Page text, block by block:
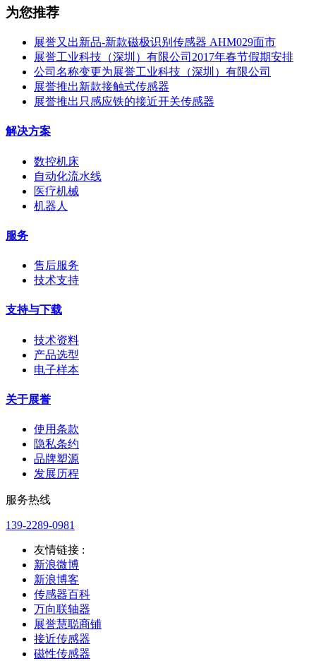
为您推荐
展誉又出新品-新款磁极识别传感器 AHM029面市
展誉工业科技（深圳）有限公司2017年春节假期安排
公司名称变更为展誉工业科技（深圳）有限公司
展誉推出新款接触式传感器
展誉推出只感应铁的接近开关传感器
解决方案
数控机床
自动化流水线
医疗机械
机器人
服务
售后服务
技术支持
支持与下载
技术资料
产品选型
电子样本
关于展誉
使用条款
隐私条约
品牌塑源
发展历程
服务热线
139-2289-0981
友情链接 :
新浪微博
新浪博客
传感器百科
万向联轴器
展誉慧聪商铺
接近传感器
磁性传感器